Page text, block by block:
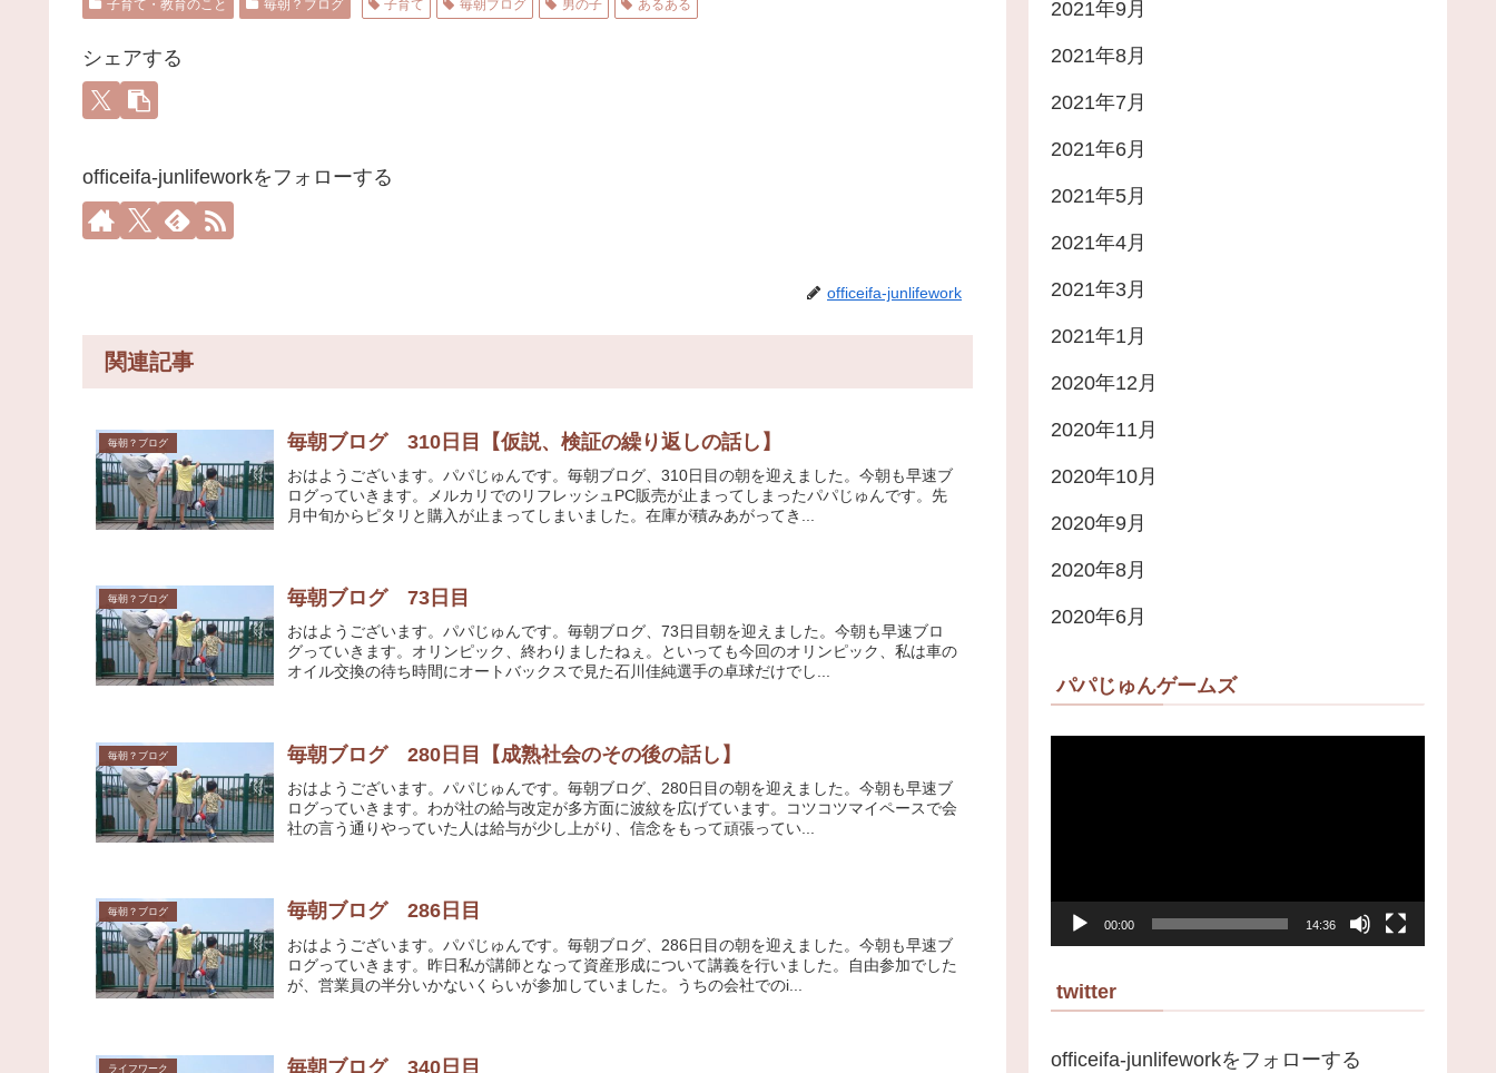
子育て・教育のこと 毎朝？ブログ 子育て 毎朝ブログ 男の子 あるある
シェアする
officeifa-junlifeworkをフォローする
officeifa-junlifework
関連記事
毎朝？ブログ 毎朝ブログ 310日目【仮説、検証の繰り返しの話し】
おはようございます。パパじゅんです。毎朝ブログ、310日目の朝を迎えました。今朝も早速ブ
ログっていきます。メルカリでのリフレッシュPC販売が止まってしまったパパじゅんです。先
月中旬からピタリと購入が止まってしまいました。在庫が積みあがってき...
毎朝？ブログ 毎朝ブログ 73日目
おはようございます。パパじゅんです。毎朝ブログ、73日目朝を迎えました。今朝も早速ブロ
グっていきます。オリンピック、終わりましたねぇ。といっても今回のオリンピック、私は車の
オイル交換の待ち時間にオートバックスで見た石川佳純選手の卓球だけでし...
毎朝？ブログ 毎朝ブログ 280日目【成熟社会のその後の話し】
おはようございます。パパじゅんです。毎朝ブログ、280日目の朝を迎えました。今朝も早速ブ
ログっていきます。わが社の給与改定が多方面に波紋を広げています。コツコツマイペースで会
社の言う通りやっていた人は給与が少し上がり、信念をもって頑張ってい...
毎朝？ブログ 毎朝ブログ 286日目
おはようございます。パパじゅんです。毎朝ブログ、286日目の朝を迎えました。今朝も早速ブ
ログっていきます。昨日私が講師となって資産形成について講義を行いました。自由参加でした
が、営業員の半分いかないくらいが参加していました。うちの会社でのi...
ライフワーク 毎朝ブログ 340日目
2021年9月
2021年8月
2021年7月
2021年6月
2021年5月
2021年4月
2021年3月
2021年1月
2020年12月
2020年11月
2020年10月
2020年9月
2020年8月
2020年6月
パパじゅんゲームズ
00:00 14:36
twitter
officeifa-junlifeworkをフォローする